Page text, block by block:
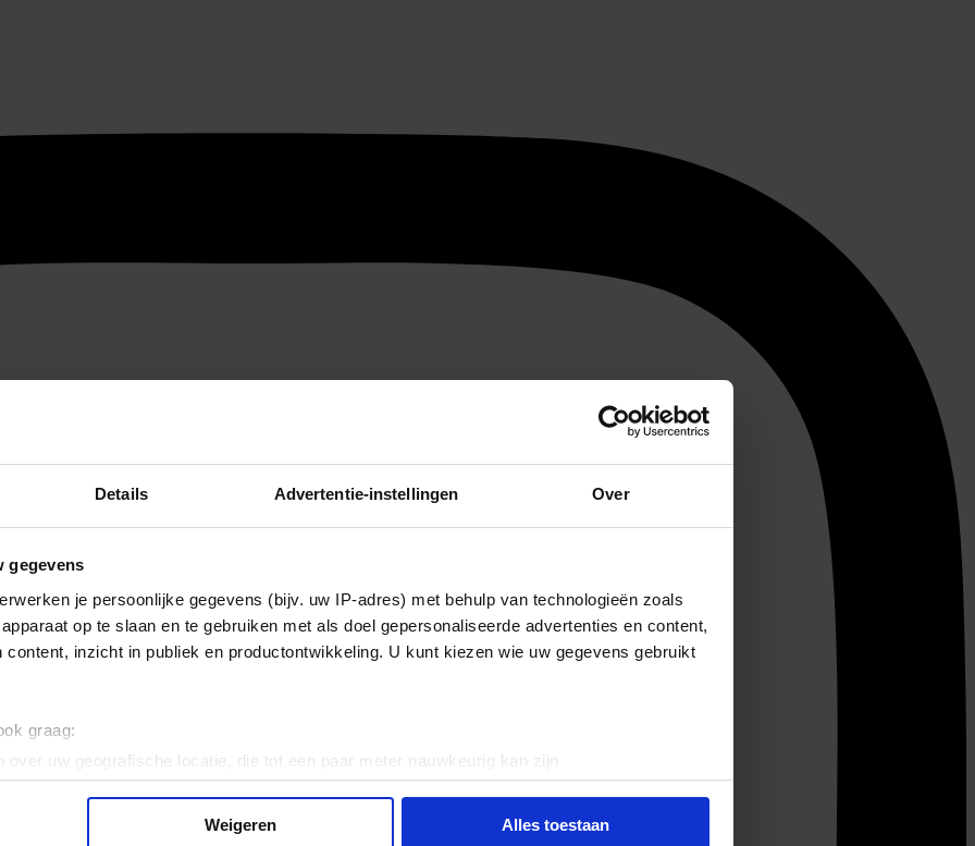
Details Advertentie-instellingen Over
gegevens
je persoonlijke gegevens (bijv. uw IP-adres) met behulp van technologieën zoals
op te slaan en te gebruiken met als doel gepersonaliseerde advertenties en content,
content, inzicht in publiek en productontwikkeling. U kunt kiezen wie uw gegevens gebruikt
graag:
over uw geografische locatie, die tot een paar meter nauwkeurig kan zijn
door het actief te scannen op specifieke eigenschappen (fingerprinting)
gegevens worden verwerkt en stel uw voorkeuren in het
detailgedeelte
Weigeren Alles toestaan